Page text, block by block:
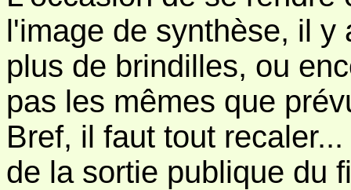
l'image de synthèse, il y
plus de brindilles, ou
pas les mêmes que
Bref, il faut tout
de la sortie publique du